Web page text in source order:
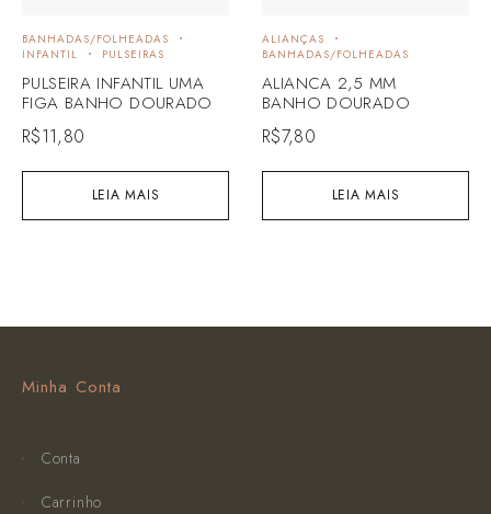
LEIA MAIS
BANHADAS/FOLHEADAS
INFANTIL
PULSEIRAS
PULSEIRA INFANTIL UMA
FIGA BANHO DOURADO
R$11,80
LEIA MAIS
ALIANÇAS
BANHADAS/FOLHEADAS
ALIANCA 2,5 MM
BANHO DOURADO
R$7,80
Minha Conta
Conta
Carrinho